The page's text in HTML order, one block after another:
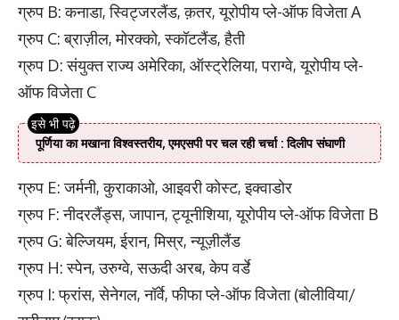
ग्रुप B: कनाडा, स्विट्जरलैंड, क़तर, यूरोपीय प्ले-ऑफ विजेता A
ग्रुप C: ब्राज़ील, मोरक्को, स्कॉटलैंड, हैती
ग्रुप D: संयुक्त राज्य अमेरिका, ऑस्ट्रेलिया, पराग्वे, यूरोपीय प्ले-
ऑफ विजेता C
पूर्णिया का मखाना विश्वस्तरीय, एमएसपी पर चल रही चर्चा : दिलीप संघाणी
ग्रुप E: जर्मनी, कुराकाओ, आइवरी कोस्ट, इक्वाडोर
ग्रुप F: नीदरलैंड्स, जापान, ट्यूनीशिया, यूरोपीय प्ले-ऑफ विजेता B
ग्रुप G: बेल्जियम, ईरान, मिस्र, न्यूज़ीलैंड
ग्रुप H: स्पेन, उरुग्वे, सऊदी अरब, केप वर्डे
ग्रुप I: फ्रांस, सेनेगल, नॉर्वे, फीफा प्ले-ऑफ विजेता (बोलीविया/